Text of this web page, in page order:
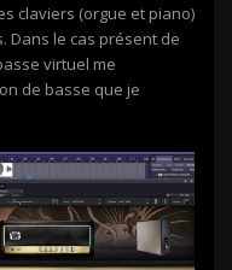
claviers (orgue et piano)
Dans le cas présent de
virtuel me
de basse que je